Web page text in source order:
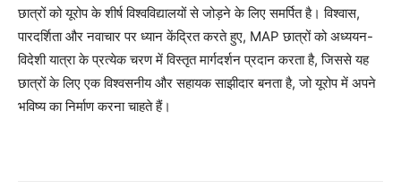
छात्रों को यूरोप के शीर्ष विश्वविद्यालयों से जोड़ने के लिए समर्पित है। विश्वास,
पारदर्शिता और नवाचार पर ध्यान केंद्रित करते हुए, MAP छात्रों को अध्ययन-
विदेशी यात्रा के प्रत्येक चरण में विस्तृत मार्गदर्शन प्रदान करता है, जिससे यह
छात्रों के लिए एक विश्वसनीय और सहायक साझीदार बनता है, जो यूरोप में अपने
भविष्य का निर्माण करना चाहते हैं।